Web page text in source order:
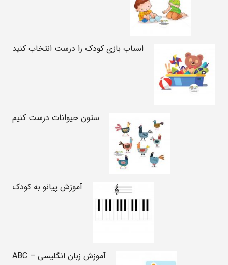
اسباب بازی کودک را درست انتخاب کنید
ستون حیوانات درست کنیم
آموزش پیانو به کودک
آموزش زبان انگلیسی – ABC